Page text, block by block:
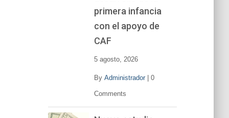
primera infancia
con el apoyo de
CAF
5 agosto, 2026
By Administrador| 0
Comments